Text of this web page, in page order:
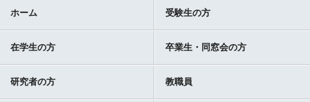
ホーム 受験生の方
在学生の方 卒業生・同窓会の方
研究者の方 教職員